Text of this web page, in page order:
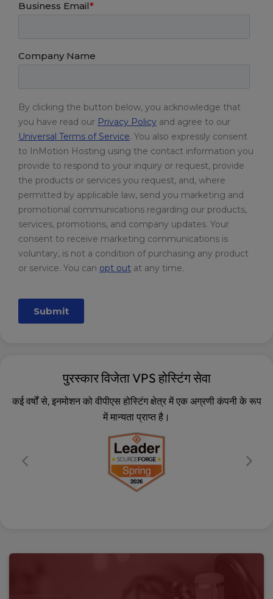
पुरस्कार विजेता VPS होस्टिंग सेवा
कई वर्षों से, इनमोशन को वीपीएस होस्टिंग क्षेत्र में एक अग्रणी कंपनी के रूप
में मान्यता प्राप्त है।